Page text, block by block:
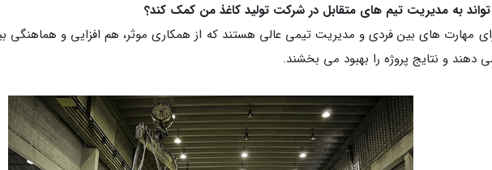
مهارت های بین فردی و مدیریت تیمی عالی هستند که از همکاری موثر، هم افزایی و
دهند و نتایج پروژه را بهبود می بخشند.